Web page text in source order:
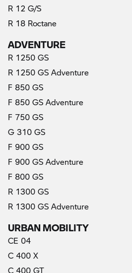
R 12 G/S
R 18 Roctane
ADVENTURE
R 1250 GS
R 1250 GS Adventure
F 850 GS
F 850 GS Adventure
F 750 GS
G 310 GS
F 900 GS
F 900 GS Adventure
F 800 GS
R 1300 GS
R 1300 GS Adventure
URBAN MOBILITY
CE 04
C 400 X
C 400 GT